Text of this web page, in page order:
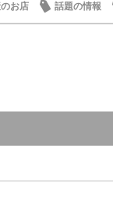
のお店 話題の情報